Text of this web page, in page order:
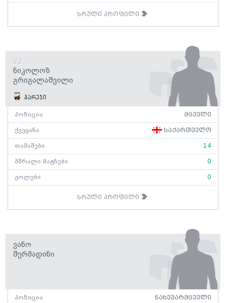
სრული პროფილი
22
Ნიკოლოზ
Გრიგალაშვილი
გარეჯი
პოზიცია მცველი
ქვეყანა საქართველო
თამაშები 14
მშრალი მატჩები 0
გოლები 0
სრული პროფილი
Ვანო
Შერმადინი
პოზიცია ნახევარმცველი